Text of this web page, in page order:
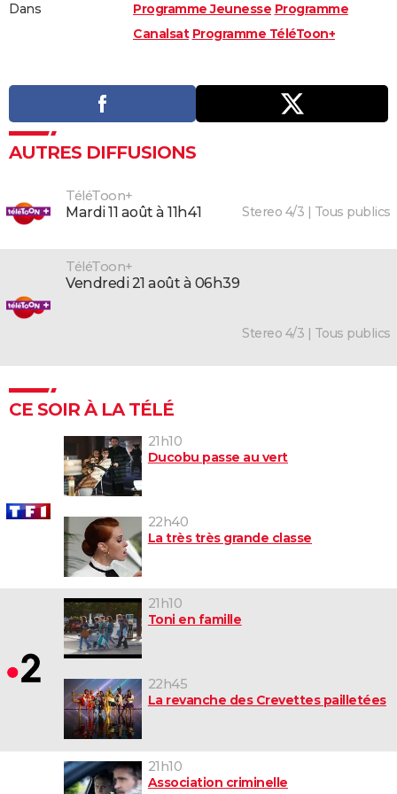
Dans
Programme Jeunesse Programme
Canalsat Programme TéléToon+
AUTRES DIFFUSIONS
TéléToon+
mardi 11 août à 11h41 Stereo 4/3 | Tous publics
TéléToon+
vendredi 21 août à 06h39
Stereo 4/3 | Tous publics
CE SOIR À LA TÉLÉ
21h10
Ducobu passe au vert
22h40
La très très grande classe
21h10
Toni en famille
22h45
La revanche des Crevettes pailletées
21h10
Association criminelle